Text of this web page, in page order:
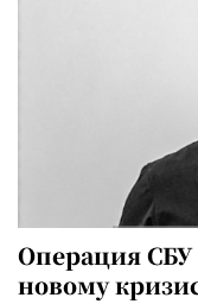
Операция СБУ
новому